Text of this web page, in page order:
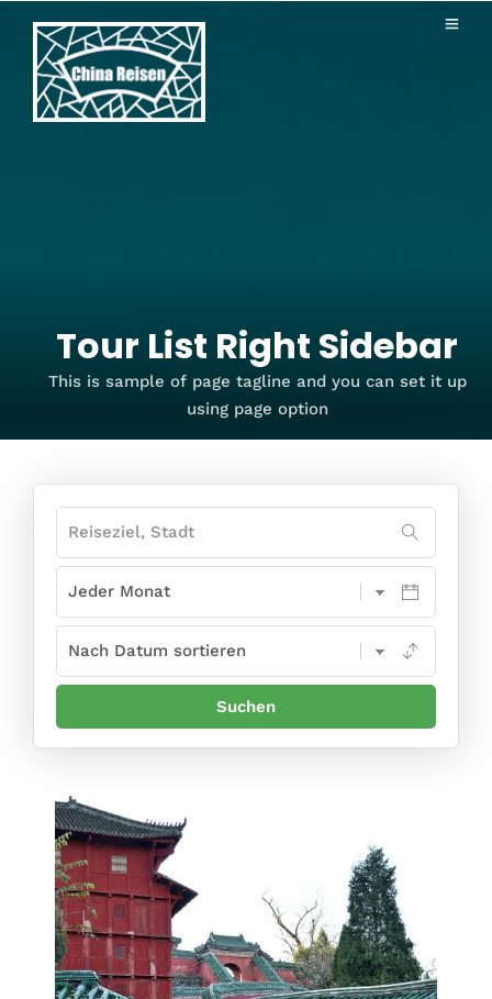
Tour List Right Sidebar
This is sample of page tagline and you can set it up
using page option